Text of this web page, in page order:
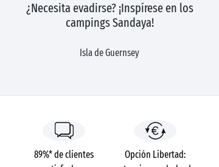
¿Necesita evadirse? ¡Inspírese en los
campings Sandaya!
Isla de Guernsey
89%* de clientes
Opción Libertad: